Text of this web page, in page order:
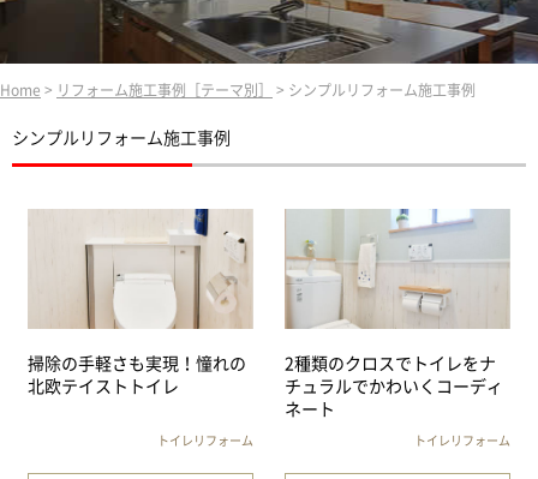
Home > リフォーム施工事例［テーマ別］ > シンプルリフォーム施工事例
シンプルリフォーム施工事例
掃除の手軽さも実現！憧れの
北欧テイストトイレ
トイレリフォーム
2種類のクロスでトイレをナ
チュラルでかわいくコーディ
ネート
トイレリフォーム